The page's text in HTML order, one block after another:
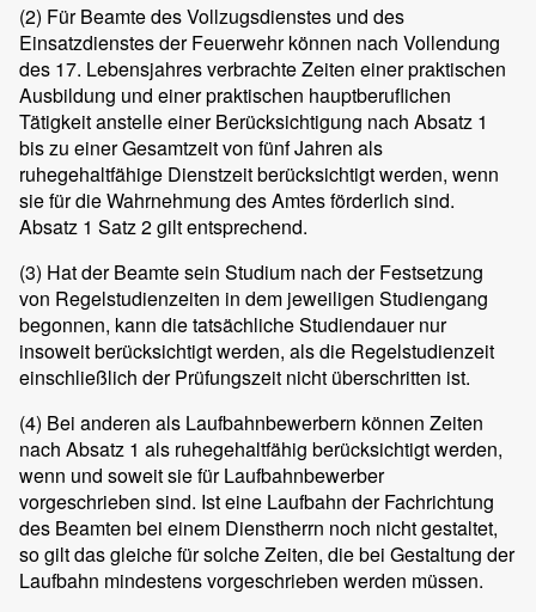
(2) Für Beamte des Vollzugsdienstes und des
Einsatzdienstes der Feuerwehr können nach Vollendung
des 17. Lebensjahres verbrachte Zeiten einer praktischen
Ausbildung und einer praktischen hauptberuflichen
Tätigkeit anstelle einer Berücksichtigung nach Absatz 1
bis zu einer Gesamtzeit von fünf Jahren als
ruhegehaltfähige Dienstzeit berücksichtigt werden, wenn
sie für die Wahrnehmung des Amtes förderlich sind.
Absatz 1 Satz 2 gilt entsprechend.
(3) Hat der Beamte sein Studium nach der Festsetzung
von Regelstudienzeiten in dem jeweiligen Studiengang
begonnen, kann die tatsächliche Studiendauer nur
insoweit berücksichtigt werden, als die Regelstudienzeit
einschließlich der Prüfungszeit nicht überschritten ist.
(4) Bei anderen als Laufbahnbewerbern können Zeiten
nach Absatz 1 als ruhegehaltfähig berücksichtigt werden,
wenn und soweit sie für Laufbahnbewerber
vorgeschrieben sind. Ist eine Laufbahn der Fachrichtung
des Beamten bei einem Dienstherrn noch nicht gestaltet,
so gilt das gleiche für solche Zeiten, die bei Gestaltung der
Laufbahn mindestens vorgeschrieben werden müssen.